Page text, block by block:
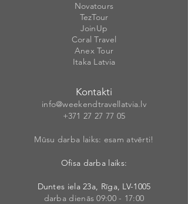
Novatours
TezTour
JoinUp
Coral Travel
Anex Tour
Itaka Latvia
Kontakti
info@weekendtravellatvia.lv
+371 27 27 77 05
Mūsu darba laiks: esam atvērti!
Ofisa darba laiks:
Duntes iela 23a, Rīga, LV-1005
darba dienās 09:00 - 17:00